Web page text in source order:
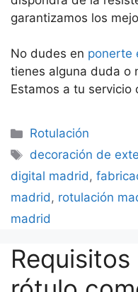
garantizamos los
No dudes en ponerte
tienes alguna duda o
Estamos a tu servicio
Categorías
Rotulación
Etiquetas
decoración de
digital madrid,
madrid, rotulación
madrid